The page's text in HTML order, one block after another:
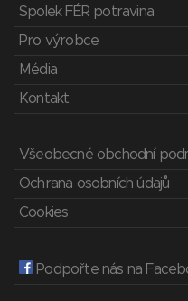
Spolek FÉR potravina
Pro výrobce
Média
Kontakt
Všeobecné obchodní
Ochrana osobních údajů
Cookies
Podpořte nás na